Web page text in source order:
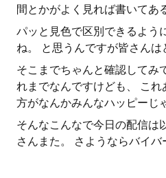
間とかがよく見れば書いてあ
パッと見色で区別できるよう
ね。 と思うんですが皆さんは
そこまでちゃんと確認してみ
れまでなんですけども、 こ
方がなんかみんなハッピーじ
そんなこんなで今日の配信は
さんまた。 さようならバイバ